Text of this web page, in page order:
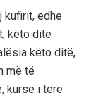
kufirit, edhe
këto ditë
këto ditë,
më të
kurse i tërë